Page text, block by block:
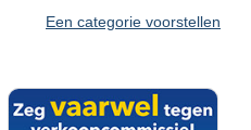
Een categorie voorstellen